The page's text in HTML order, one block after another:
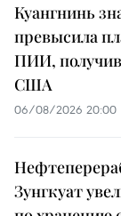
Куангнинь
превысила
ПИИ,
США
06/08/2026 20:00
Зунгкуат